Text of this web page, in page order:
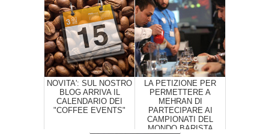
NOVITA': SUL NOSTRO
BLOG ARRIVA IL
CALENDARIO DEI
"COFFEE EVENTS"
LA PETIZIONE PER
PERMETTERE A
MEHRAN DI
PARTECIPARE AI
CAMPIONATI DEL
MONDO BARISTA